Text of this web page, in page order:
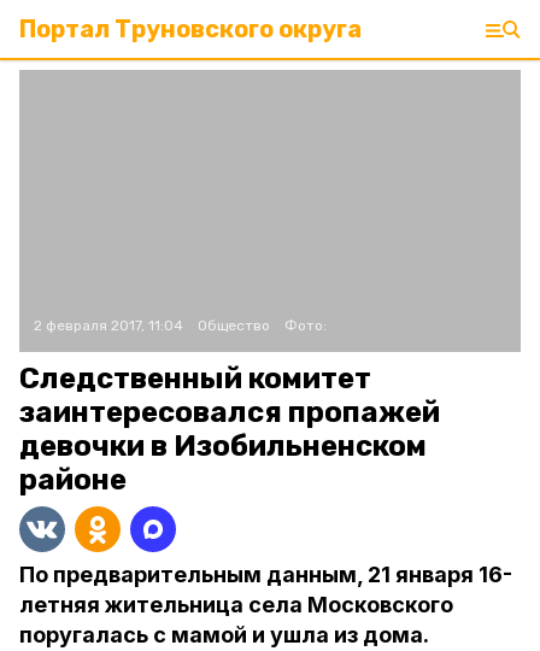
Портал Труновского округа
2 февраля 2017, 11:04 Общество Фото:
Следственный комитет
заинтересовался пропажей
девочки в Изобильненском
районе
По предварительным данным, 21 января 16-
летняя жительница села Московского
поругалась с мамой и ушла из дома.